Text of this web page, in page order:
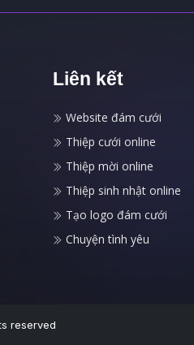
Liên kết
Website đám cưới
Thiệp cưới online
Thiệp mời online
Thiệp sinh nhật online
Tạo logo đám cưới
Chuyện tình yêu
reserved